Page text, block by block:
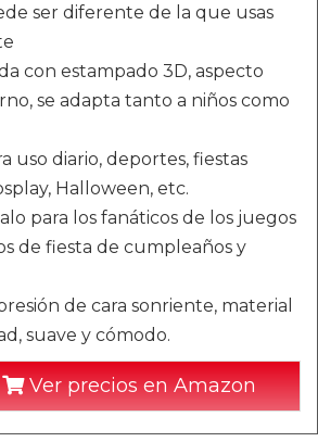
ser diferente de la que usas
con estampado 3D, aspecto
se adapta tanto a niños como
uso diario, deportes, fiestas
Halloween, etc.
para los fanáticos de los juegos
de fiesta de cumpleaños y
de cara sonriente, material
suave y cómodo.
Ver precios en Amazon